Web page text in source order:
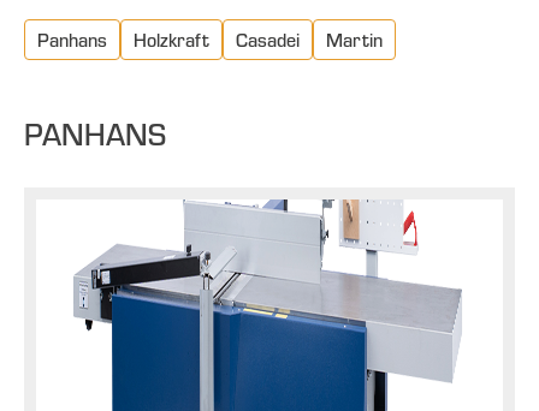
Panhans Holzkraft Casadei Martin
PANHANS